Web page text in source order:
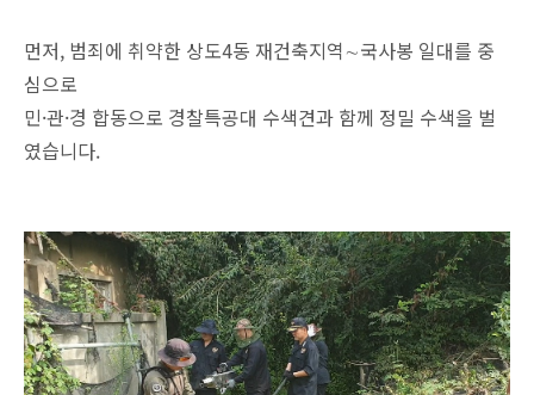
먼저, 범죄에 취약한 상도4동 재건축지역∼국사봉 일대를 중
심으로
민·관·경 합동으로 경찰특공대 수색견과 함께 정밀 수색을 벌
였습니다.